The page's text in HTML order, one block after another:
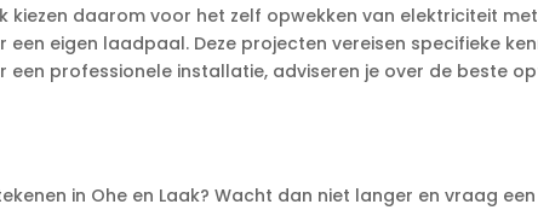
kiezen daarom voor het zelf opwekken van elektriciteit met
eigen laadpaal. Deze projecten vereisen specifieke
een professionele installatie, adviseren je over de beste
in Ohe en Laak? Wacht dan niet langer en vraag een